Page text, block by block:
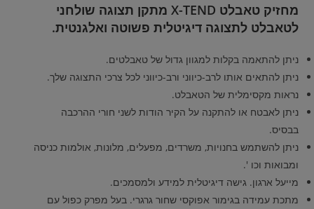
מחזיק טאבלט X-TEND מתקן תצוגה שולחני
לטאבלט לתצוגה דיגיטלית פשוטה ואלגנטית.
ניתן להתאמה בקלות למגוון גדול של טאבלטים.
ניתן להתאים אותו לרב-כיווני ורב-כיווני לכל צרכי התצוגה שלך.
נראות מקסימלית של הטאבלט.
ניתן לאבטח או להתקנה על הקיר הודות לשני חורי ההרכבה
בבסיס.
ניתן להשתמש בחנויות, משרדים, מפעלים, מלונות, אולמות כניסה
ומבואות וכו '.
מייעל ארגון. גישה דיגיטלית למידע ולמסמכים.
מתכת עמידה בגימור אפוקסי שחור גרגרי. בעל מפרק כפול עם